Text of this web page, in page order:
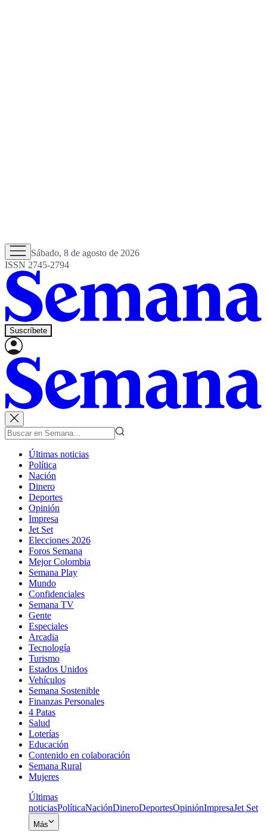
Sábado, 8 de agosto de 2026
ISSN 2745-2794
Suscríbete
Últimas noticias
Política
Nación
Dinero
Deportes
Opinión
Impresa
Jet Set
Elecciones 2026
Foros Semana
Mejor Colombia
Semana Play
Mundo
Confidenciales
Semana TV
Gente
Especiales
Arcadia
Tecnología
Turismo
Estados Unidos
Vehículos
Semana Sostenible
Finanzas Personales
4 Patas
Salud
Loterías
Educación
Contenido en colaboración
Semana Rural
Mujeres
Últimas
noticiasPolíticaNaciónDineroDeportesOpiniónImpresaJet Set
Más